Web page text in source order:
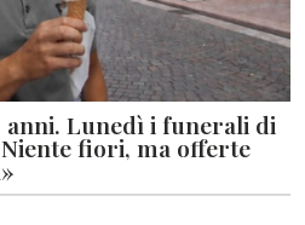
anni. Lunedì i funerali di
fiori, ma offerte